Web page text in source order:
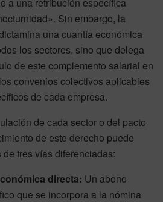
Sin embargo, la
una cuantía económica
los sectores, sino que delega
de este complemento salarial en
convenios colectivos aplicables
de cada empresa.
de cada sector o del pacto
de este derecho puede
tres vías diferenciadas:
directa: Un abono
que se incorpora a la nómina